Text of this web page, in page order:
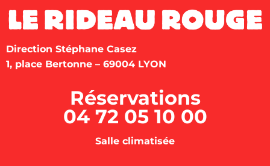
Direction Stéphane Casez
1, place Bertonne – 69004 LYON
Réservations
04 72 05 10 00
Salle climatisée